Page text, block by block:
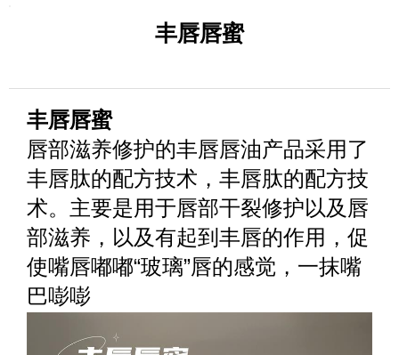
丰唇唇蜜
丰唇唇蜜
唇部滋养修护的丰唇唇油产品采用了
丰唇肽的配方技术，丰唇肽的配方技
术。主要是用于唇部干裂修护以及唇
部滋养，以及有起到丰唇的作用，促
使嘴唇嘟嘟“玻璃”唇的感觉，一抹嘴
巴嘭嘭